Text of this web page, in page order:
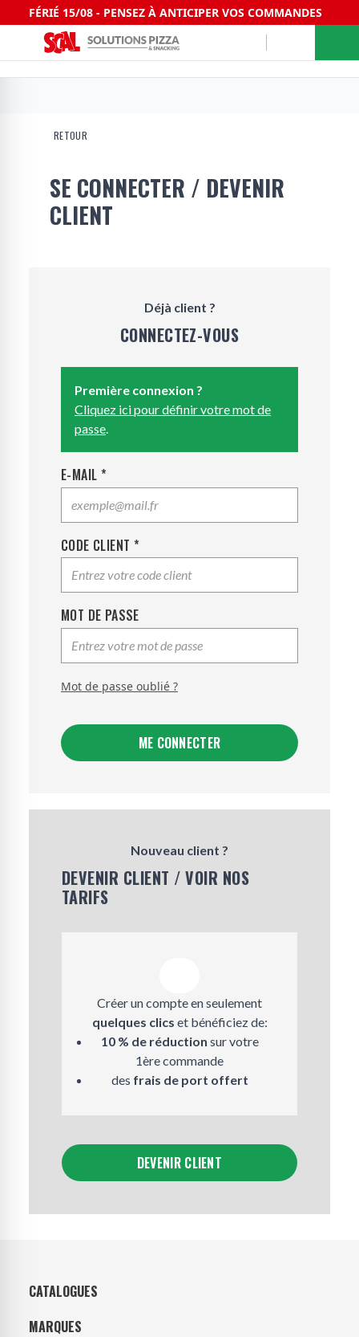
FÉRIÉ 15/08 - PENSEZ À ANTICIPER VOS COMMANDES
RETOUR
SE CONNECTER / DEVENIR
CLIENT
Déjà client ?
CONNECTEZ-VOUS
Première connexion ?
Cliquez ici pour définir votre mot de
passe.
E-MAIL *
CODE CLIENT *
MOT DE PASSE
Mot de passe oublié ?
ME CONNECTER
Nouveau client ?
DEVENIR CLIENT / VOIR NOS
TARIFS
Créer un compte en seulement
quelques clics et bénéficiez de:
10 % de réduction sur votre
1ère commande
des frais de port offert
DEVENIR CLIENT
CATALOGUES
MARQUES